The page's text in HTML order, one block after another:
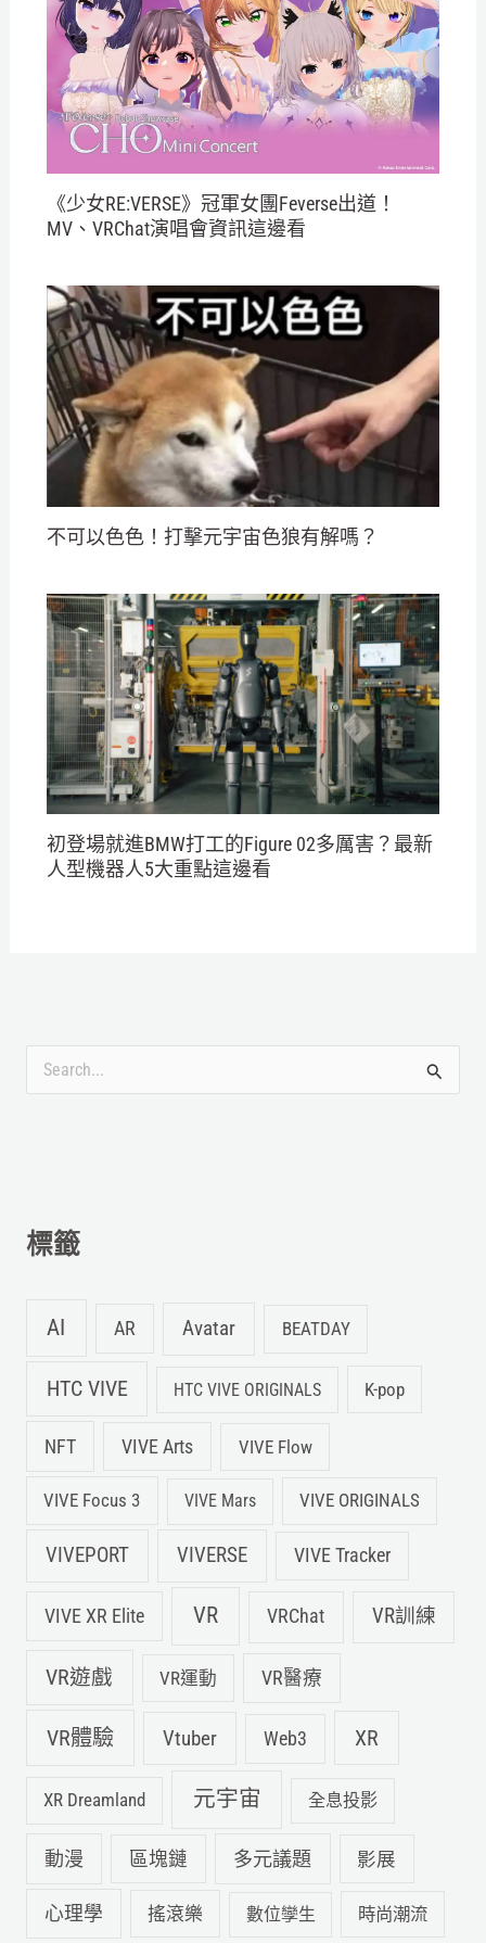
《少女RE:VERSE》冠軍女團Feverse出道！
MV、VRChat演唱會資訊這邊看
不可以色色！打擊元宇宙色狼有解嗎？
初登場就進BMW打工的Figure 02多厲害？最新
人型機器人5大重點這邊看
:標籤
AI AR Avatar BEATDAY
HTC VIVE HTC VIVE ORIGINALS K-pop
NFT VIVE Arts VIVE Flow
VIVE Focus 3 VIVE Mars VIVE ORIGINALS
VIVEPORT VIVERSE VIVE Tracker
VIVE XR Elite VR VRChat VR訓練
VR遊戲 VR運動 VR醫療
VR體驗 Vtuber Web3 XR
XR Dreamland 元宇宙 全息投影
動漫 區塊鏈 多元議題 影展
心理學 搖滾樂 數位孿生 時尚潮流